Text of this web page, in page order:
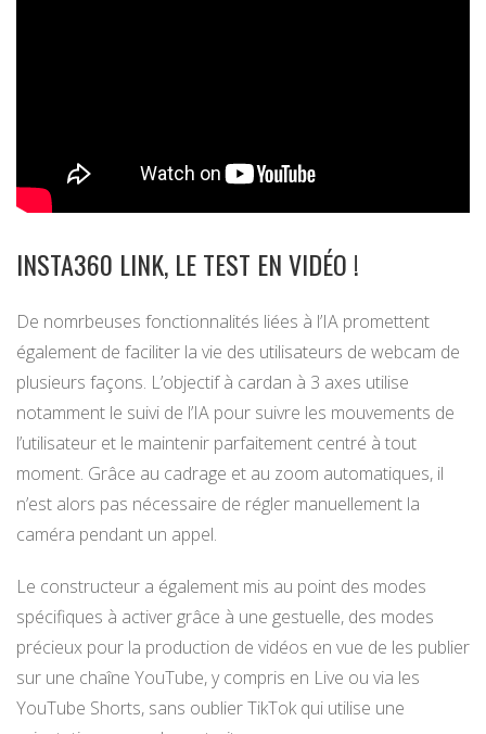
INSTA360 LINK, LE TEST EN VIDÉO !
De nomrbeuses fonctionnalités liées à l’IA promettent
également de faciliter la vie des utilisateurs de webcam de
plusieurs façons. L’objectif à cardan à 3 axes utilise
notamment le suivi de l’IA pour suivre les mouvements de
l’utilisateur et le maintenir parfaitement centré à tout
moment. Grâce au cadrage et au zoom automatiques, il
n’est alors pas nécessaire de régler manuellement la
caméra pendant un appel.
Le constructeur a également mis au point des modes
spécifiques à activer grâce à une gestuelle, des modes
précieux pour la production de vidéos en vue de les publier
sur une chaîne YouTube, y compris en Live ou via les
YouTube Shorts, sans oublier TikTok qui utilise une